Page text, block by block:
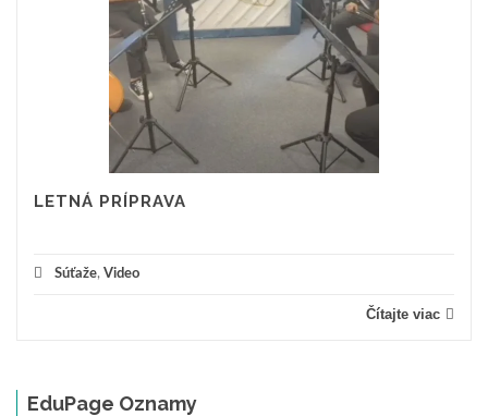
LETNÁ PRÍPRAVA
Súťaže, Video
Čítajte viac
EduPage Oznamy